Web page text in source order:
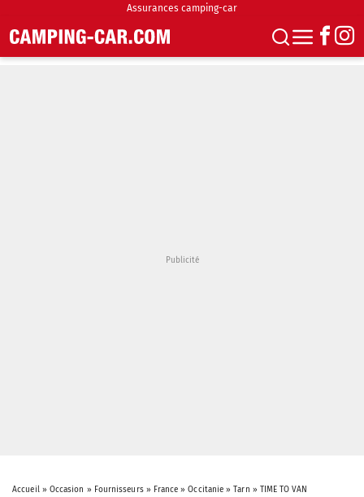
Assurances camping-car
Accueil» Occasion » Fournisseurs» France »Occitanie »Tarn » TIME TO VAN